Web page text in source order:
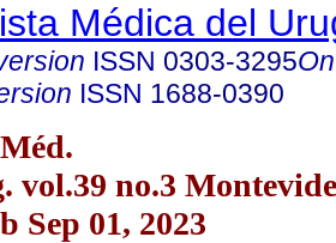
Médica del
ISSN 0303-3295
ISSN 1688-0390
vol.39 no.3
Sep 01, 2023